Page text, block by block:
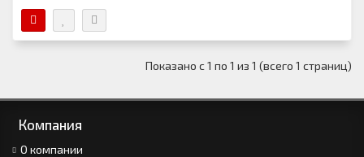
Показано с 1 по 1 из 1 (всего 1 страниц)
Компания
О компании